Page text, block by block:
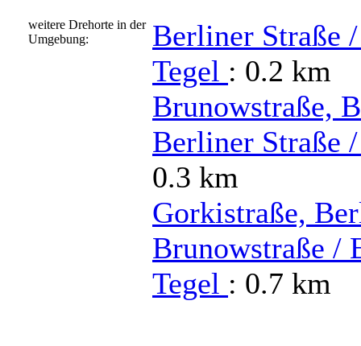
weitere Drehorte in der
Umgebung:
Berliner Straße
Tegel : 0.2 km
Brunowstraße,
Berliner Straße
0.3 km
Gorkistraße,
Brunowstraße /
Tegel : 0.7 km